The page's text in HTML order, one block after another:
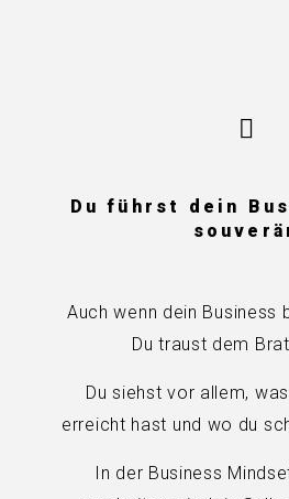
Du führst dein
Auch wenn dein Business
Du traust dem
Du siehst vor allem,
erreicht hast und wo du
In der Business